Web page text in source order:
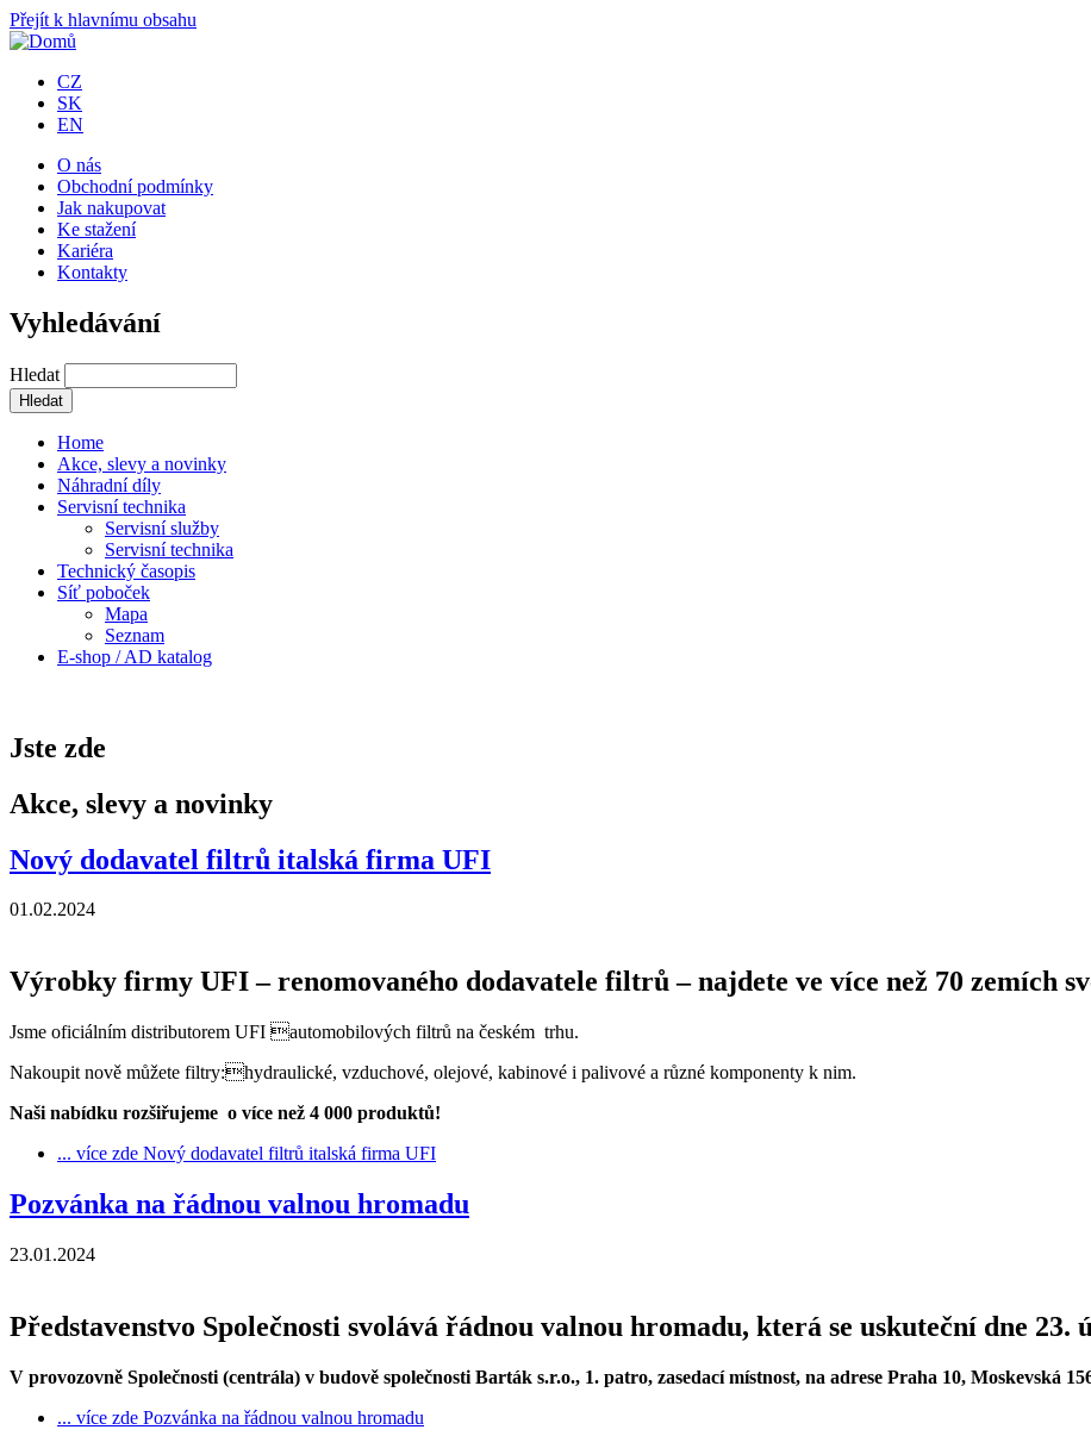
Přejít k hlavnímu obsahu
CZ
SK
EN
O nás
Obchodní podmínky
Jak nakupovat
Ke stažení
Kariéra
Kontakty
Vyhledávání
Hledat
Home
Akce, slevy a novinky
Náhradní díly
Servisní technika
Servisní služby
Servisní technika
Technický časopis
Síť poboček
Mapa
Seznam
E-shop / AD katalog
Jste zde
Akce, slevy a novinky
Nový dodavatel filtrů italská firma UFI
01.02.2024
Výrobky firmy UFI – renomovaného dodavatele filtrů – najdete ve více než 70 zemích
Jsme oficiálním distributorem UFI automobilových filtrů na českém trhu.
Nakoupit nově můžete filtry:hydraulické, vzduchové, olejové, kabinové i palivové a různé komponenty k nim.
Naši nabídku rozšiřujeme o více než 4 000 produktů!
... více zde Nový dodavatel filtrů italská firma UFI
Pozvánka na řádnou valnou hromadu
23.01.2024
Představenstvo Společnosti svolává řádnou valnou hromadu, která se uskuteční dne 23.
V provozovně Společnosti (centrála) v budově společnosti Barták s.r.o., 1. patro, zasedací místnost, na adrese Praha 10, Moskevská
... více zde Pozvánka na řádnou valnou hromadu